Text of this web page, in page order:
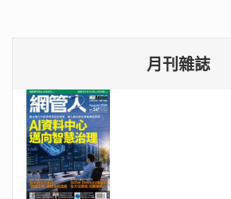
月刊雜誌